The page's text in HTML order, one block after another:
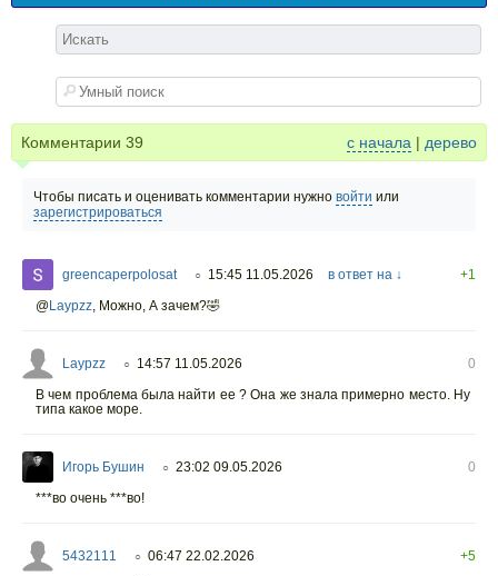
Комментарии 39 с начала | дерево
Чтобы писать и оценивать комментарии нужно войти или
зарегистрироваться
greencaperpolosat ○ 15:45 11.05.2026 в ответ на ↓
+1
@Laypzz, Можно, А зачем?🤣
Laypzz ○ 14:57 11.05.2026
0
В чем проблема была найти ее ? Она же знала примерно место. Ну
типа какое море.
Игорь Бушин ○ 23:02 09.05.2026
0
***во очень ***во!
5432111 ○ 06:47 22.02.2026
+5